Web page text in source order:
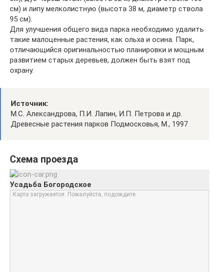
см) и липу мелколистную (высота 38 м, диаметр ствола
95 см).
Для улучшения общего вида парка необходимо удалить
такие малоценные растения, как ольха и осина. Парк,
отличающийся оригинальностью планировки и мощным
развитием старых деревьев, должен быть взят под
охрану.
Источник:
М.С. Александрова, П.И. Лапин, И.П. Петрова и др.
Древесные растения парков Подмосковья, М., 1997
Схема проезда
Усадьба Богородское
Карта загружается. Пожалуйста, подождите.